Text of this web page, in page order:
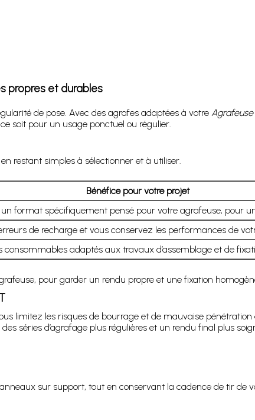
propres et durables
de pose. Avec des agrafes adaptées à votre
soit pour un usage ponctuel ou régulier.
restant simples à sélectionner et à utiliser.
Bénéfice pour votre projet
format spécifiquement pensé pour votre agrafeuse, pour
de recharge et vous conservez les performances de
consommables adaptés aux travaux d’assemblage et de
pour garder un rendu propre et une fixation
limitez les risques de bourrage et de mauvaise
séries d’agrafage plus régulières et un rendu final plus
sur support, tout en conservant la cadence de tir de